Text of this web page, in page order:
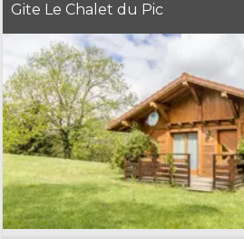
Gite Le Chalet du Pic